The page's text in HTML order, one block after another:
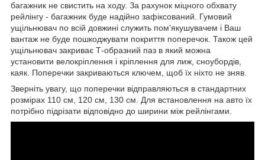
багажник не свистить на ходу. За рахунок міцного обхвату
рейлінгу - багажник буде надійно зафіксований. Гумовий
ущільнювач по всій довжині служить пом'якушувачем і Ваш
вантаж не буде пошкоджувати покриття поперечок. Також цей
ущільнювач закриває Т-образний паз в який можна
установити велокріплення і кріплення для лиж, сноубордів,
каяк. Поперечки закриваються ключем, щоб їх ніхто не зняв.
Зверніть увагу, що поперечки відправляються в стандартних
розмірах 110 см, 120 см, 130 см. Для встановлення на авто їх
потрібно підрізати відповідно до ширини між рейлінгами.